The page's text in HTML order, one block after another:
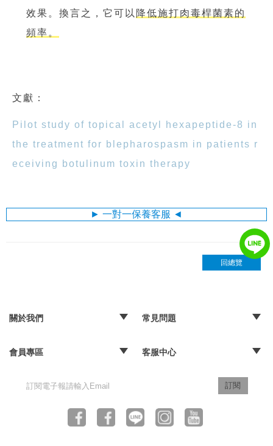
效果。換言之，它可以 降低施打肉毒桿菌素的
頻率。
文獻：
Pilot study of topical acetyl hexapeptide-8 in
the treatment for blepharospasm in patients r
eceiving botulinum toxin therapy
► 一對一保養客服 ◄
回總覽
關於我們 常見問題
會員專區
客服中心
訂閱